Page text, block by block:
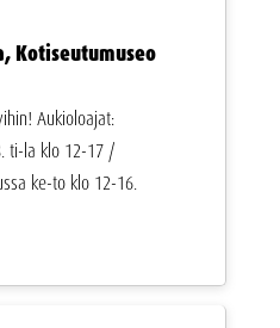
Kotiseutumuseo
Aukioloajat:
ti-la klo 12-17 /
ke-to klo 12-16.